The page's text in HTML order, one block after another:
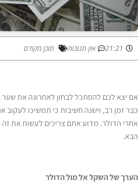
21:21 אין תגובות תוכן מקודם
אם יצא לכם להסתכל לבחון לאחרונה את
כבר זמן רב, וישנה חשיבות כי תמשיכו
אחרי הדולר. מדוע אתם צריכים לעשות את
הבא.
הערך של השקל אל מול הדולר